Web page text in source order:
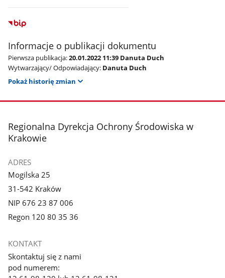
Informacje o publikacji dokumentu
Pierwsza publikacja:20.01.2022 11:39 Danuta Duch
Wytwarzający/ Odpowiadający: Danuta Duch
Pokaż historię zmian
stopka
Regionalna Dyrekcja Ochrony Środowiska w
Krakowie
ADRES
Mogilska 25
31-542 Kraków
NIP 676 23 87 006
Regon 120 80 35 36
KONTAKT
Skontaktuj się z nami
pod numerem: